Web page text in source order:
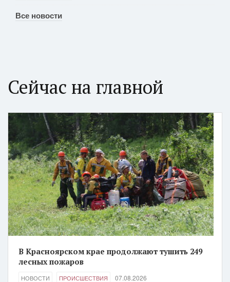
Все новости
Сейчас на главной
В Красноярском крае продолжают тушить 249
лесных пожаров
НОВОСТИ ПРОИСШЕСТВИЯ 07.08.2026